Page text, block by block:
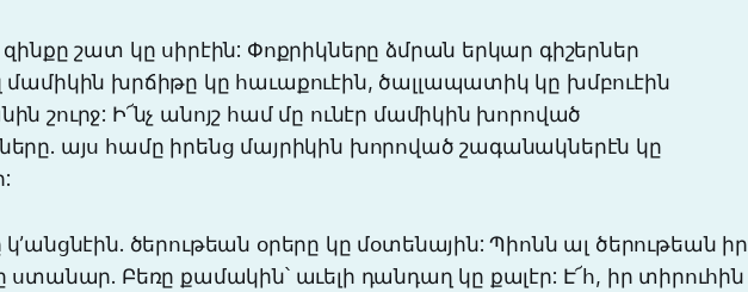
շատ կը սիրէին: Փոքրիկները ձմրան երկար գիշերներ
խրճիթը կը հաւաքուէին, ծալլապատիկ կը խմբուէին
շուրջ: Ի՜նչ անոյշ համ մը ունէր մամիկին խորոված
այս համը իրենց մայրիկին խորոված շագանակներէն կը
ծերութեան օրերը կը մօտենային: Պիոնն ալ ծերութեան իր
ստանար. Բեռը քամակին՝ աւելի դանդաղ կը քալէր: Է՜հ, իր տիրուհին